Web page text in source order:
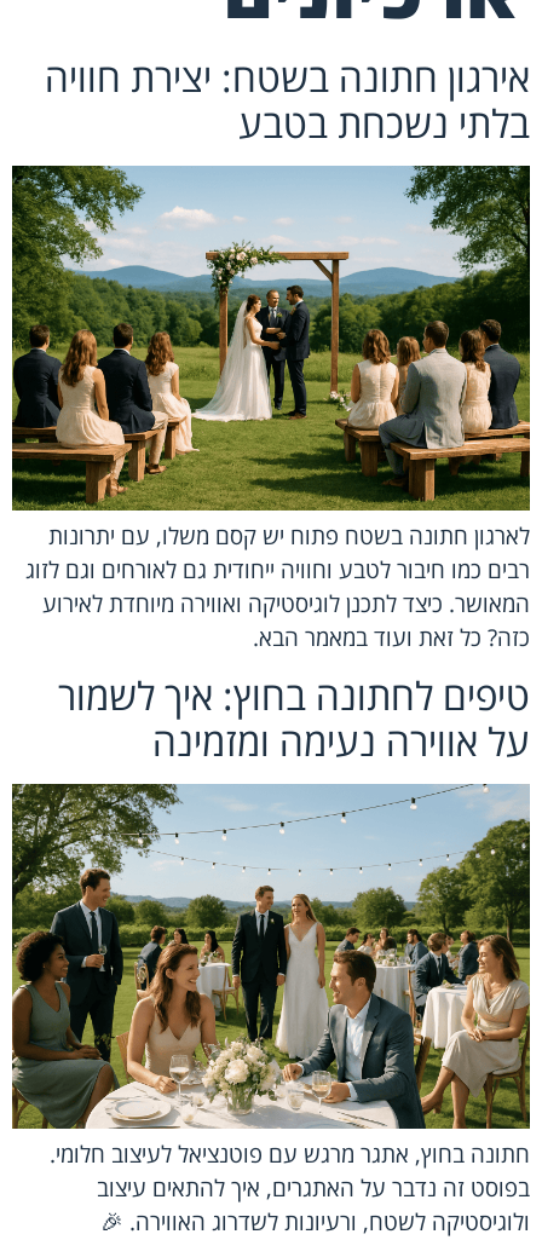
אירגון חתונה בשטח: יצירת חוויה
בלתי נשכחת בטבע
לארגון חתונה בשטח פתוח יש קסם משלו, עם יתרונות
רבים כמו חיבור לטבע וחוויה ייחודית גם לאורחים וגם לזוג
המאושר. כיצד לתכנן לוגיסטיקה ואווירה מיוחדת לאירוע
כזה? כל זאת ועוד במאמר הבא.
טיפים לחתונה בחוץ: איך לשמור
על אווירה נעימה ומזמינה
חתונה בחוץ, אתגר מרגש עם פוטנציאל לעיצוב חלומי.
בפוסט זה נדבר על האתגרים, איך להתאים עיצוב
ולוגיסטיקה לשטח, ורעיונות לשדרוג האווירה. 🎉